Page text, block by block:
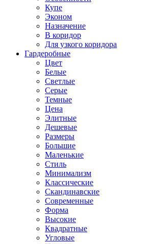
Купе
Эконом
Назначение
В коридор
Для узкого коридора
Гардеробные
Цвет
Белые
Светлые
Серые
Темные
Цена
Элитные
Дешевые
Размеры
Большие
Маленькие
Стиль
Минимализм
Классические
Скандинавские
Современные
Форма
Высокие
Квадратные
Угловые